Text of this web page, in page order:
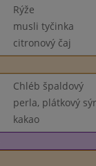
Rýže
musli tyčinka
citronový čaj
Chléb špaldový
perla, plátkový
kakao